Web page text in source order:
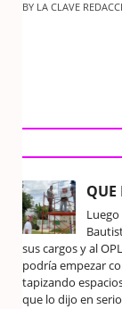
BY LA CLAVE
QUE
sus cargos y al
podría empezar
tapizando
que lo dijo en